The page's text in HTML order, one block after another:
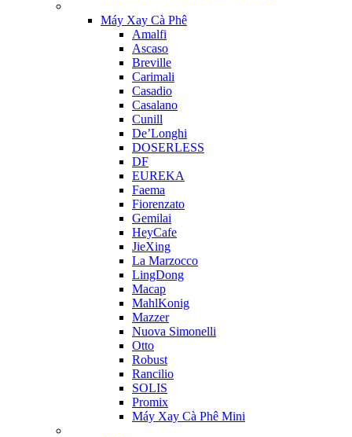
Máy Xay Cà Phê
Amalfi
Ascaso
Breville
Carimali
Casadio
Casalano
Cunill
De’Longhi
DOSERLESS
DF
EUREKA
Faema
Fiorenzato
Gemilai
HeyCafe
JieXing
La Marzocco
LingDong
Macap
MahlKonig
Mazzer
Nuova Simonelli
Otto
Robust
Rancilio
SOLIS
Promix
Máy Xay Cà Phê Mini